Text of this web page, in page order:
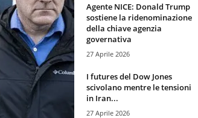
Agente NICE: Donald Trump
sostiene la ridenominazione
della chiave agenzia
governativa
27 Aprile 2026
I futures del Dow Jones
scivolano mentre le tensioni
in Iran...
27 Aprile 2026